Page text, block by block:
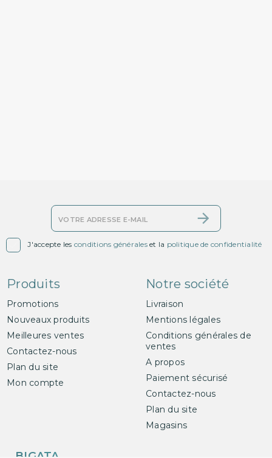
J'accepte les conditions généraleset la politique de confidentialité
Produits
Promotions
Nouveaux produits
Meilleures ventes
Contactez-nous
Plan du site
Mon compte
Notre société
Livraison
Mentions légales
Conditions générales de
ventes
A propos
Paiement sécurisé
Contactez-nous
Plan du site
Magasins